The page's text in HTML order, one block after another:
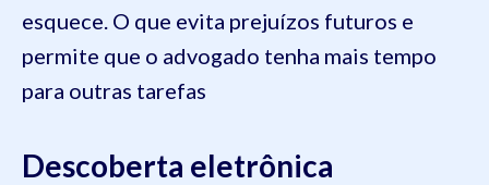
esquece. O que evita prejuízos futuros e
permite que o advogado tenha mais tempo
para outras tarefas
Descoberta eletrônica